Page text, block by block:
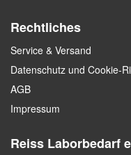
Rechtliches
Service & Versand
Datenschutz und Cookie-
AGB
Impressum
Reiss Laborbedarf